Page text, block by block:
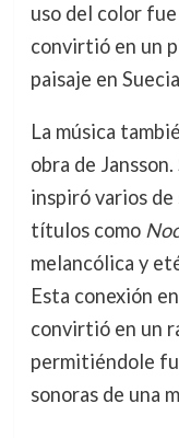
uso del color
convirtió en un
paisaje en
La música
obra de
inspiró varios
títulos como
melancólica y
Esta conexión
convirtió en un
permitiéndole
sonoras de una